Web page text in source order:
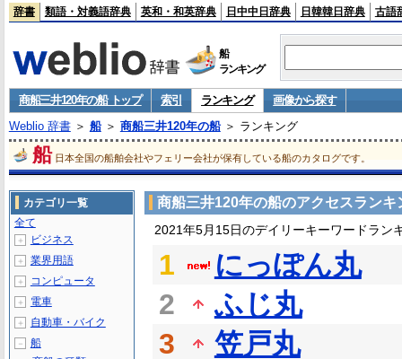
辞書 類語・対義語辞典 英和・和英辞典 日中中日辞典 日韓韓日辞典 古語
船
ランキング
商船三井120年の船 トップ 索引 ランキング
画像から探す
Weblio 辞書＞ 船＞ 商船三井120年の船＞ ランキング
船 日本全国の船舶会社やフェリー会社が保有している船のカタログです。
商船三井120年の船のアクセスランキ
2021年5月15日のデイリーキーワードラン
1
にっぽん丸
2
ふじ丸
3
笠戸丸
カテゴリ一覧
全て
＋ ビジネス
＋ 業界用語
＋ コンピュータ
＋ 電車
＋ 自動車・バイク
－
船